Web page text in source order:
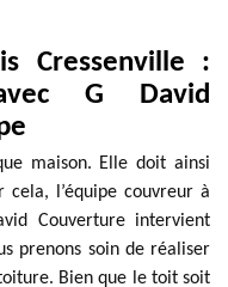
Cressenville :
G David
maison. Elle doit ainsi
cela, l’équipe couvreur à
Couverture intervient
prenons soin de réaliser
Bien que le toit soit